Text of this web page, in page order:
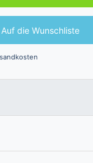
Auf die Wunschliste